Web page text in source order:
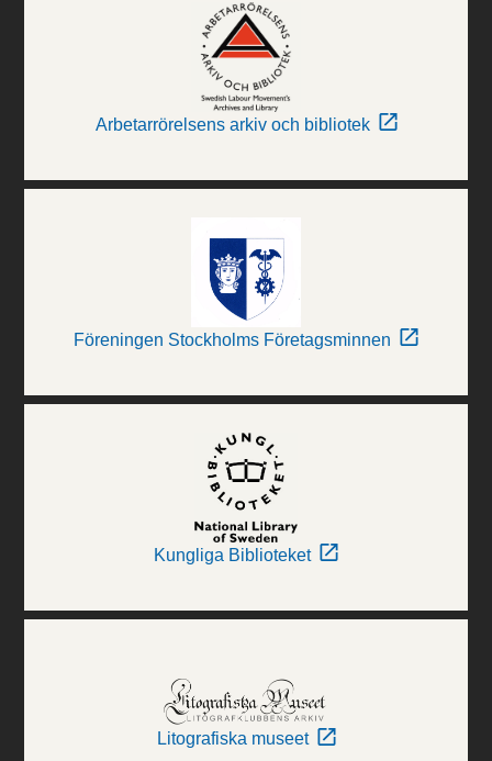
Arbetarrörelsens arkiv och bibliotek
Föreningen Stockholms Företagsminnen
Kungliga Biblioteket
Litografiska museet